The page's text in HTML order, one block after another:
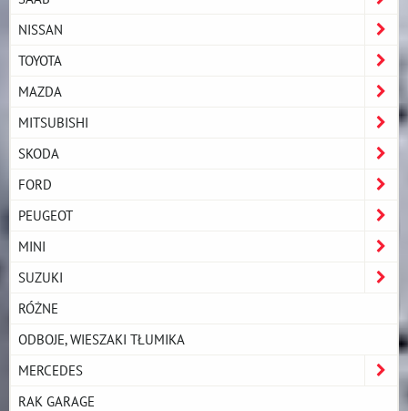
NISSAN
TOYOTA
MAZDA
MITSUBISHI
SKODA
FORD
PEUGEOT
MINI
SUZUKI
RÓŻNE
ODBOJE, WIESZAKI TŁUMIKA
MERCEDES
RAK GARAGE